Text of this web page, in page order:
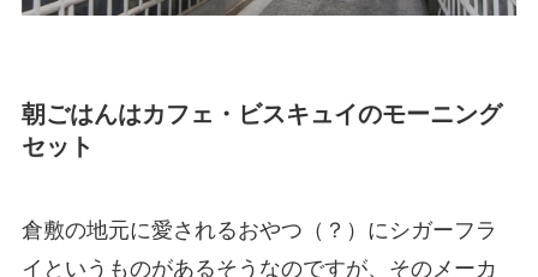
朝ごはんはカフェ・ビスキュイのモーニング
セット
倉敷の地元に愛されるおやつ（？）にシガーフラ
イというものがあるそうなのですが、そのメーカ